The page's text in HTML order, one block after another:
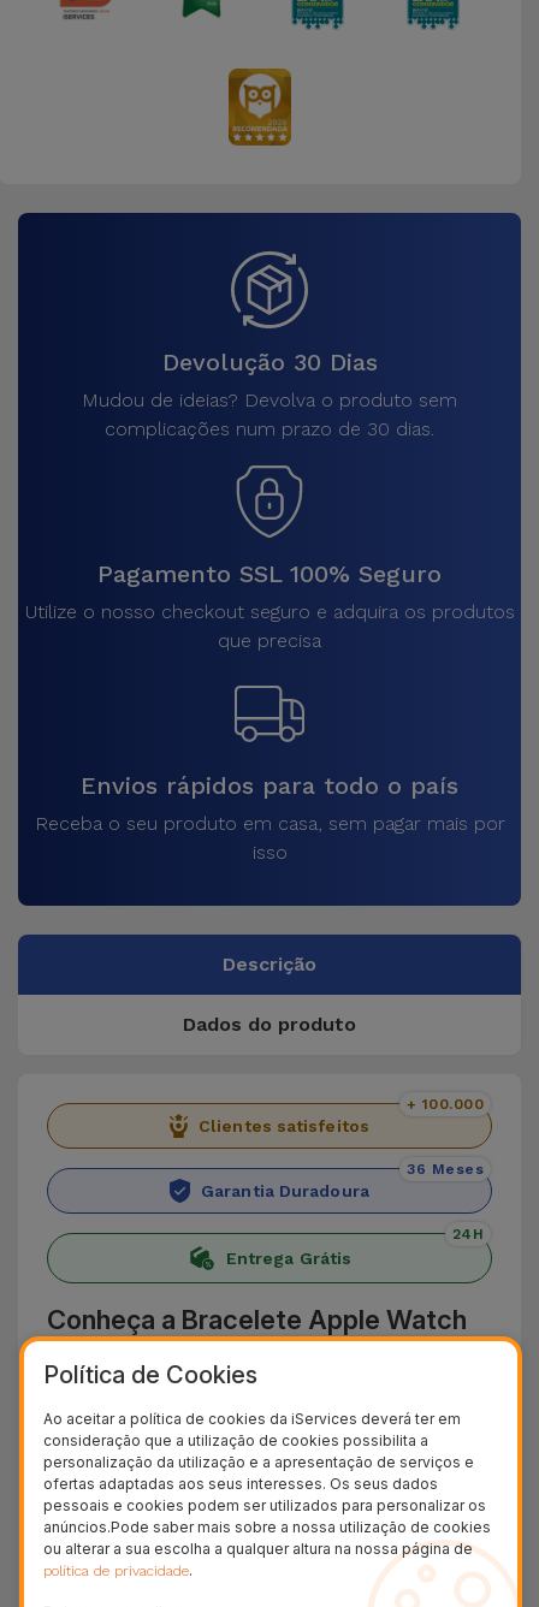
Devolução 30 Dias
Mudou de ideias? Devolva o produto sem
complicações num prazo de 30 dias.
Pagamento SSL 100% Seguro
Utilize o nosso checkout seguro e adquira os produtos
que precisa
Envios rápidos para todo o país
Receba o seu produto em casa, sem pagar mais por
isso
Descrição
Dados do produto
Clientes satisfeitos
+ 100.000
Garantia Duradoura
36 Meses
Entrega Grátis
24H
Conheça a Bracelete Apple Watch
Desportiva da iServices que adiciona conforto e
resistência aos seus dias. Fabricada a partir de
silicone leve e flexível,adapta-se a qualquer tipo
de pulso, podendo ser usada por longos
períodos de tempo.
Política de Cookies
Ao aceitar a política de cookies da iServices deverá ter em
consideração que a utilização de cookies possibilita a
personalização da utilização e a apresentação de serviços e
ofertas adaptadas aos seus interesses. Os seus dados
pessoais e cookies podem ser utilizados para personalizar os
anúncios.Pode saber mais sobre a nossa utilização de cookies
ou alterar a sua escolha a qualquer altura na nossa página de
política de privacidade.